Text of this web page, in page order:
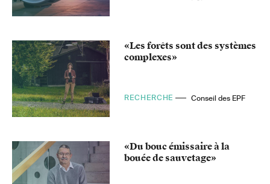
«Les forêts sont des systèmes
complexes»
RECHERCHE Conseil des EPF
«Du bouc émissaire à la
bouée de sauvetage»